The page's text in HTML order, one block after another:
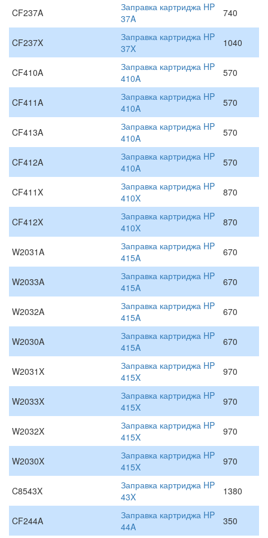
CF237A
Заправка картриджа HP
37A
740
CF237X
Заправка картриджа HP
37X
1040
CF410A
Заправка картриджа HP
410A
570
CF411A
Заправка картриджа HP
410A
570
CF413A
Заправка картриджа HP
410A
570
CF412A
Заправка картриджа HP
410A
570
CF411X
Заправка картриджа HP
410X
870
CF412X
Заправка картриджа HP
410X
870
W2031A
Заправка картриджа HP
415A
670
W2033A
Заправка картриджа HP
415A
670
W2032A
Заправка картриджа HP
415A
670
W2030A
Заправка картриджа HP
415A
670
W2031X
Заправка картриджа HP
415X
970
W2033X
Заправка картриджа HP
415X
970
W2032X
Заправка картриджа HP
415X
970
W2030X
Заправка картриджа HP
415X
970
C8543X
Заправка картриджа HP
43X
1380
CF244A
Заправка картриджа HP
44A
350